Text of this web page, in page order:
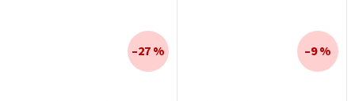
–27 % –9 %